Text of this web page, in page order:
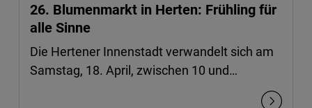
26. Blumenmarkt in Herten: Frühling für
alle Sinne
Die Hertener Innenstadt verwandelt sich am
Samstag, 18. April, zwischen 10 und…